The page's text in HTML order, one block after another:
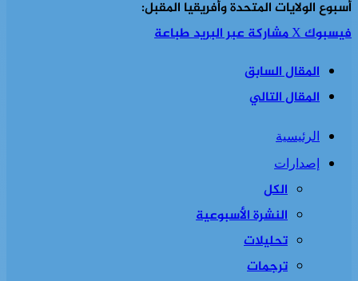
أسبوع الولايات المتحدة وأفريقيا المقبل:
فيسبوك‫Xمشاركة عبر البريدطباعة
المقال السابق
المقال التالي
الرئيسية
إصدارات
الكل
النشرة الأسبوعية
تحليلات
ترجمات